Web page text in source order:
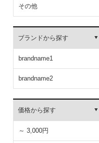
dr_その他
その他
ブランドから探す
brandname1
brandname2
価格から探す
～ 3,000円